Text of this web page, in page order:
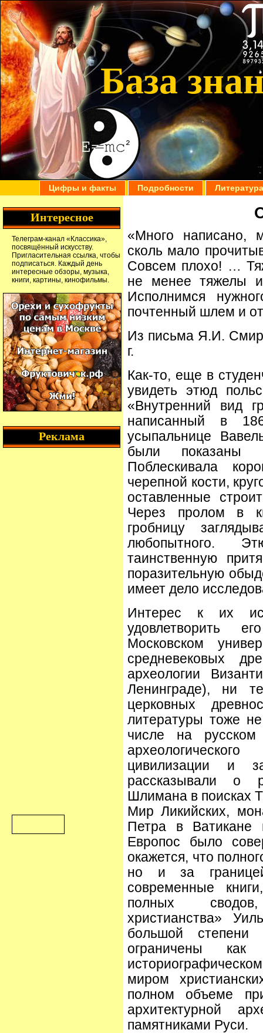
База
Цифры и факты Подробности Литература
«Много написано,
сколь мало
Совсем плохо! …
не менее тяжелы
Исполнимся
почтенный шлем и
Из письма Я.И.
г.
Как-то, еще в
увидеть этюд
«Внутренний вид
написанный в
усыпальнице
были показаны
Поблескивала
черепной кости,
оставленные
Через пролом в
гробницу
любопытного.
таинственную
поразительную
имеет дело
Интерес к их
удовлетворить
Московском
средневековых
археологии
Ленинграде), ни
церковных
литературы тоже
числе на русском
цивилизации и
рассказывали о
Шлимана в поисках
Мир Ликийских,
Петра в
Европос было
окажется, что
но и за
современные
полных
христианства»
большой степени
ограничены
миром
полном объеме
архитектурной
памятниками Руси.
Интересное
Телеграм-канал «Классика»,
посвящённый искусству.
Пригласительная ссылка, чтобы
подписаться. Каждый день
интересные обзоры, музыка,
книги, картины, кинофильмы.
Реклама